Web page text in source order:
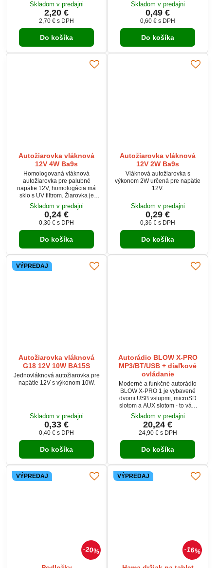
Skladom v predajni
2,20 €
2,70 € s DPH
Do košíka
Skladom v predajni
0,49 €
0,60 € s DPH
Do košíka
Autožiarovka vláknová
12V 4W Ba9s
Homologovaná vláknová
autožiarovka pre palubné
napätie 12V, homologácia má
sklo s UV filtrom. Žiarovka je
vhodná pre všetky druhy
svetlometov.
Skladom v predajni
0,24 €
0,30 € s DPH
Do košíka
Autožiarovka vláknová
12V 2W Ba9s
Vláknová autožiarovka s
výkonom 2W určená pre napätie
12V.
Skladom v predajni
0,29 €
0,36 € s DPH
Do košíka
VÝPREDAJ
Autožiarovka vláknová
G18 12V 10W BA15S
Jednovláknová autožiarovka pre
napätie 12V s výkonom 10W.
Skladom v predajni
0,33 €
0,40 € s DPH
Do košíka
Autorádio BLOW X-PRO
MP3/BT/USB + diaľkové
ovládanie
Moderné a funkčné autorádio
BLOW X-PRO 1 je vybavené
dvomi USB vstupmi, microSD
slotom a AUX slotom - to vám
umožní prehrávať hudbu z
prenosných zariadení a externej
pamäte, ako aj nabíjať. Rádio má
navyše modul Bluetooth, ktorý
umožňuje streamovať hudbu z
telefónu a telefonovať vďaka
Skladom v predajni
20,24 €
24,90 € s DPH
Do košíka
20%
VÝPREDAJ
16%
VÝPREDAJ